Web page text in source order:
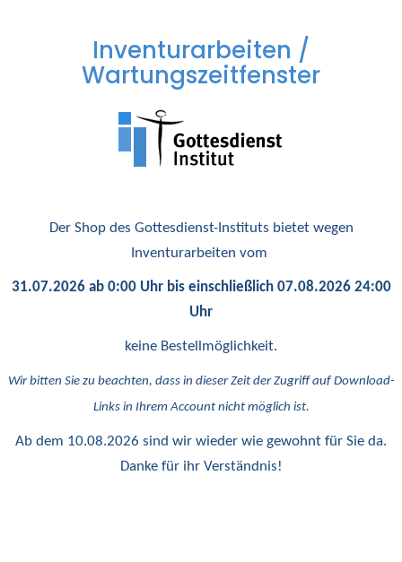
Inventurarbeiten /
Wartungszeitfenster
Der Shop des Gottesdienst-Instituts bietet wegen
Inventurarbeiten vom
31.07.2026 ab 0:00 Uhr bis einschließlich 07.08.2026 24:00
Uhr
keine Bestellmöglichkeit.
Wir bitten Sie zu beachten, dass in dieser Zeit der Zugriff auf Download-
Links in Ihrem Account nicht möglich ist.
Ab dem 10.08.2026 sind wir wieder wie gewohnt für Sie da.
Danke für ihr Verständnis!